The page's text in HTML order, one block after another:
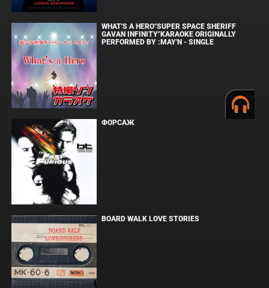
WHAT'S A HERO"SUPER SPACE SHERIFF
GAVAN INFINITY"KARAOKE ORIGINALLY
PERFORMED BY :MAY'N - SINGLE
ФОРСАЖ
BOARD WALK LOVE STORIES